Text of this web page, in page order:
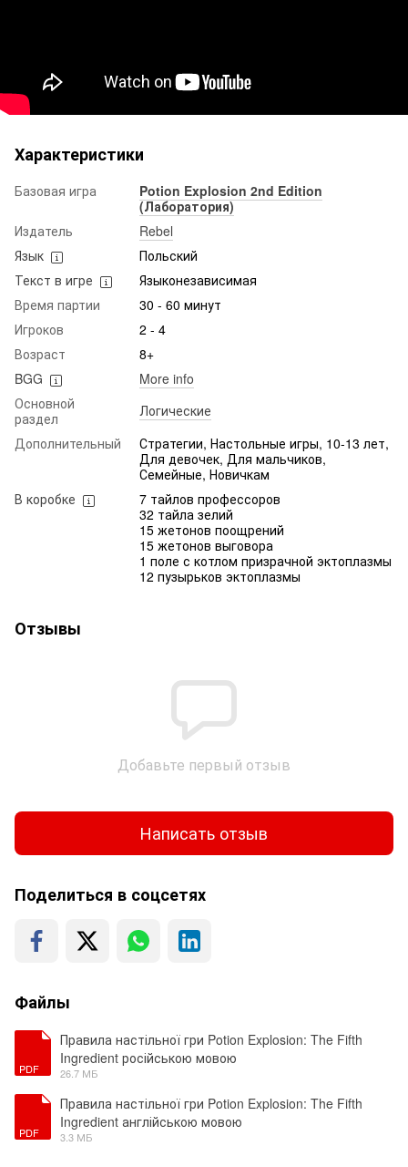
Характеристики
Базовая игра
Potion Explosion 2nd Edition
(Лаборатория)
Издатель
Rebel
Язык
Польский
Текст в игре
Языконезависимая
Время партии
30 - 60 минут
Игроков
2 - 4
Возраст
8+
BGG
More info
Основной
раздел
Логические
Дополнительный
Стратегии, Настольные игры, 10-13 лет,
Для девочек, Для мальчиков,
Семейные, Новичкам
В коробке
7 тайлов профессоров
32 тайла зелий
15 жетонов поощрений
15 жетонов выговора
1 поле с котлом призрачной эктоплазмы
12 пузырьков эктоплазмы
Отзывы
Добавьте первый отзыв
Написать отзыв
Поделиться в соцсетях
Файлы
PDF
Правила настільної гри Potion Explosion: The Fifth
Ingredient російською мовою
26.7 МБ
PDF
Правила настільної гри Potion Explosion: The Fifth
Ingredient англійською мовою
3.3 МБ